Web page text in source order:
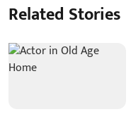
Related Stories